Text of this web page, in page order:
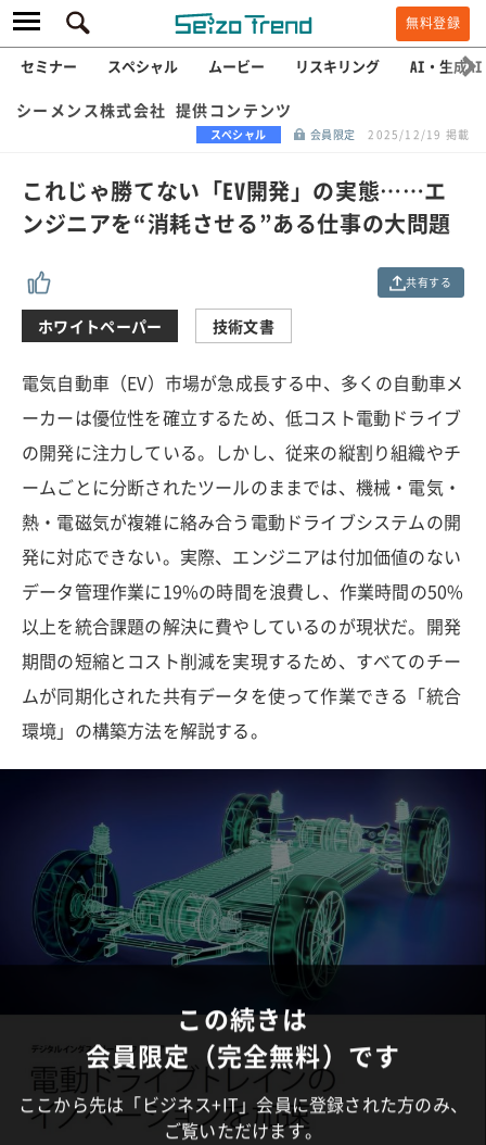
無料登録
セミナー スペシャル ムービー リスキリング AI・生成AI
シーメンス株式会社 提供コンテンツ
スペシャル 会員限定 2025/12/19 掲載
これじゃ勝てない「EV開発」の実態……エ
ンジニアを“消耗させる”ある仕事の大問題
共有する
ホワイトペーパー 技術文書
電気自動車（EV）市場が急成長する中、多くの自動車メ
ーカーは優位性を確立するため、低コスト電動ドライブ
の開発に注力している。しかし、従来の縦割り組織やチ
ームごとに分断されたツールのままでは、機械・電気・
熱・電磁気が複雑に絡み合う電動ドライブシステムの開
発に対応できない。実際、エンジニアは付加価値のない
データ管理作業に19%の時間を浪費し、作業時間の50%
以上を統合課題の解決に費やしているのが現状だ。開発
期間の短縮とコスト削減を実現するため、すべてのチー
ムが同期化された共有データを使って作業できる「統合
環境」の構築方法を解説する。
この続きは
会員限定（完全無料）です
ここから先は「ビジネス+IT」会員に登録された方のみ、
ご覧いただけます。